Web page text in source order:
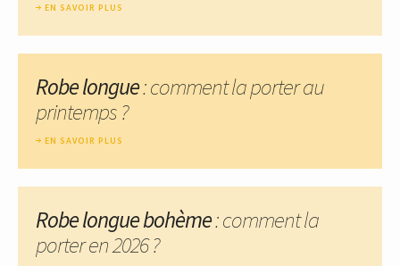
EN SAVOIR PLUS
Robe longue: comment la porter au
printemps ?
EN SAVOIR PLUS
Robe longue bohème: comment la
porter en 2026 ?